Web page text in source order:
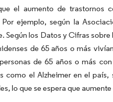
el aumento de trastornos
ejemplo, según la
Según los Datos y Cifras
de 65 años o más
de 65 años o más
como el Alzheimer en el
lo que se espera que